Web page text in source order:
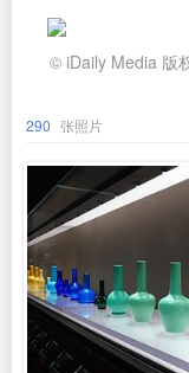
© iDaily Media 版
290 张照片